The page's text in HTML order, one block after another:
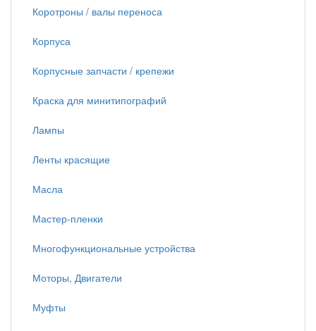
Коротроны / валы переноса
Корпуса
Корпусные запчасти / крепежи
Краска для минитипографий
Лампы
Ленты красящие
Масла
Мастер-пленки
Многофункциональные устройства
Моторы, Двигатели
Муфты